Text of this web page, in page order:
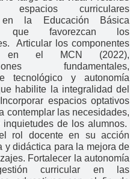
espacios curriculares
en la Educación Básica
que favorezcan los
Articular los componentes
en el MCN (2022),
fundamentales,
tecnológico y autonomía
habilite la integralidad del
espacios optativos
contemplar las necesidades,
inquietudes de los alumnos.
rol docente en su acción
y didáctica para la mejora de
Fortalecer la autonomía
curricular en las